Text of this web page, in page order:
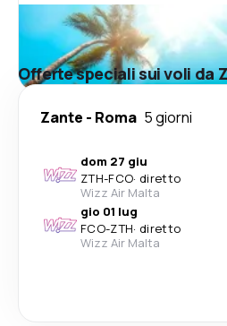
Offerte speciali sui voli da
Zante - Roma 5 giorni
dom 27 giu
ZTH-FCO· diretto
Wizz Air Malta
gio 01 lug
FCO-ZTH· diretto
Wizz Air Malta